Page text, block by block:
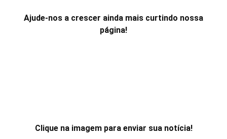
Ajude-nos a crescer ainda mais curtindo nossa
página!
Clique na imagem para enviar sua notícia!